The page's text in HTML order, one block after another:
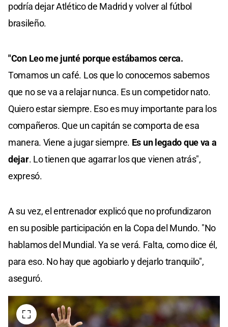
podría dejar Atlético de Madrid y volver al fútbol
brasileño.
"Con Leo me junté porque estábamos cerca.
Tomamos un café. Los que lo conocemos sabemos
que no se va a relajar nunca. Es un competidor nato.
Quiero estar siempre. Eso es muy importante para los
compañeros. Que un capitán se comporta de esa
manera. Viene a jugar siempre. Es un legado que va a
dejar. Lo tienen que agarrar los que vienen atrás",
expresó.
A su vez, el entrenador explicó que no profundizaron
en su posible participación en la Copa del Mundo. "No
hablamos del Mundial. Ya se verá. Falta, como dice él,
para eso. No hay que agobiarlo y dejarlo tranquilo",
aseguró.